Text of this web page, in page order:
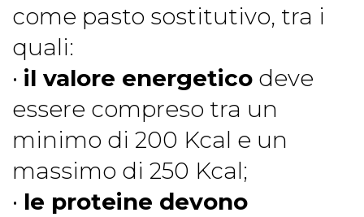
come pasto sostitutivo, tra i
quali:
• il valore energetico deve
essere compreso tra un
minimo di 200 Kcal e un
massimo di 250 Kcal;
• le proteine devono